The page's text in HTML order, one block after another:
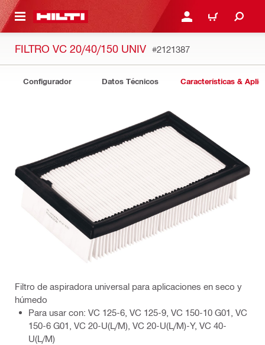
PRINCIPAL INICIE SESIÓN O
CARRITO
FILTRO VC 20/40/150 UNIV #2121387
Configurador Datos Técnicos Características &
Filtro de aspiradora universal para aplicaciones en seco y
húmedo
Para usar con: VC 125-6, VC 125-9, VC 150-10 G01, VC
150-6 G01, VC 20-U(L/M), VC 20-U(L/M)-Y, VC 40-
U(L/M)